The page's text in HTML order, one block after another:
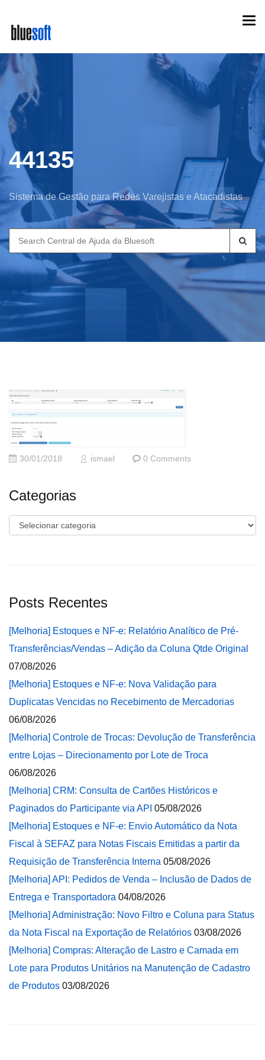
main
content
44135
Sistema de Gestão para Redes Varejistas e Atacadistas
Search
for:
30/01/2018 ismael 0 Comments
Categorias
Categorias
Posts Recentes
[Melhoria] Estoques e NF-e: Relatório Analítico de Pré-
Transferências/Vendas – Adição da Coluna Qtde Original
07/08/2026
[Melhoria] Estoques e NF-e: Nova Validação para
Duplicatas Vencidas no Recebimento de Mercadorias
06/08/2026
[Melhoria] Controle de Trocas: Devolução de Transferência
entre Lojas – Direcionamento por Lote de Troca
06/08/2026
[Melhoria] CRM: Consulta de Cartões Históricos e
Paginados do Participante via API 05/08/2026
[Melhoria] Estoques e NF-e: Envio Automático da Nota
Fiscal à SEFAZ para Notas Fiscais Emitidas a partir da
Requisição de Transferência Interna 05/08/2026
[Melhoria] API: Pedidos de Venda – Inclusão de Dados de
Entrega e Transportadora 04/08/2026
[Melhoria] Administração: Novo Filtro e Coluna para Status
da Nota Fiscal na Exportação de Relatórios 03/08/2026
[Melhoria] Compras: Alteração de Lastro e Camada em
Lote para Produtos Unitários na Manutenção de Cadastro
de Produtos 03/08/2026